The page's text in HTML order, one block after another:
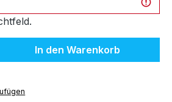
Gib den
In den Warenkorb